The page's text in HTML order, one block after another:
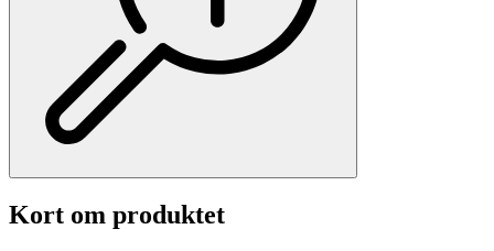
Kort om produktet